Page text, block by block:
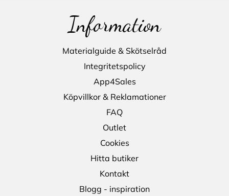
Information
Materialguide & Skötselråd
Integritetspolicy
App4Sales
Köpvillkor & Reklamationer
FAQ
Outlet
Cookies
Hitta butiker
Kontakt
Blogg - inspiration